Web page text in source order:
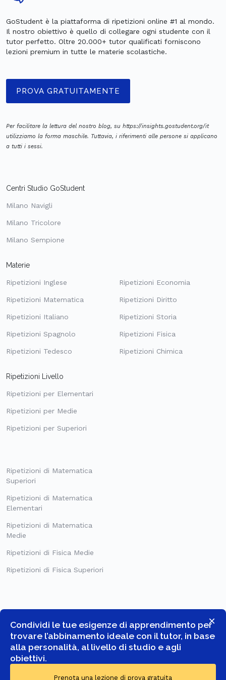
×
Condividi le tue esigenze di apprendimento per
trovare l’abbinamento ideale con il tutor, in base
alla personalità, al livello di studio e agli
obiettivi.
Prenota una lezione di prova gratuita
GoStudent è la piattaforma di ripetizioni online #1 al mondo.
Il nostro obiettivo è quello di collegare ogni studente con il
tutor perfetto. Oltre 20.000+ tutor qualificati forniscono
lezioni premium in tutte le materie scolastiche.
PROVA GRATUITAMENTE
Per facilitare la lettura del nostro blog, su https://insights.gostudent.org/it
utilizziamo la forma maschile. Tuttavia, i riferimenti alle persone si applicano
a tutti i sessi.
Centri Studio GoStudent
Milano Navigli
Milano Tricolore
Milano Sempione
Materie
Ripetizioni Inglese
Ripetizioni Matematica
Ripetizioni Italiano
Ripetizioni Spagnolo
Ripetizioni Tedesco
Ripetizioni Economia
Ripetizioni Diritto
Ripetizioni Storia
Ripetizioni Fisica
Ripetizioni Chimica
Ripetizioni Livello
Ripetizioni per Elementari
Ripetizioni per Medie
Ripetizioni per Superiori
Ripetizioni di Matematica
Superiori
Ripetizioni di Matematica
Elementari
Ripetizioni di Matematica
Medie
Ripetizioni di Fisica Medie
Ripetizioni di Fisica Superiori
RISERVATI.